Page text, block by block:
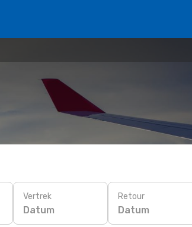
Vertrek
Datum
Retour
Datum